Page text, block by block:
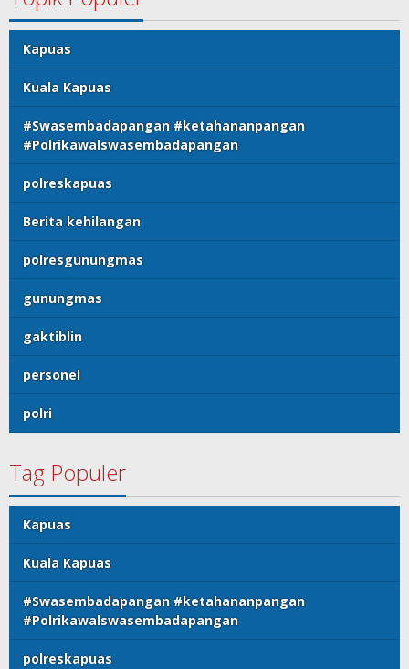
Kapuas
Kuala Kapuas
#Swasembadapangan #ketahananpangan
#Polrikawalswasembadapangan
polreskapuas
Berita kehilangan
polresgunungmas
gunungmas
gaktiblin
personel
polri
Tag Populer
Kapuas
Kuala Kapuas
#Swasembadapangan #ketahananpangan
#Polrikawalswasembadapangan
polreskapuas